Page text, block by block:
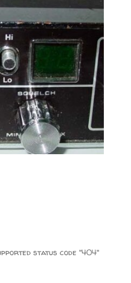
status code "404"